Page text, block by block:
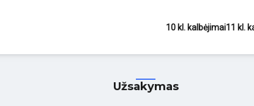
10 kl. kalbėjimai11 kl.
Užsakymas